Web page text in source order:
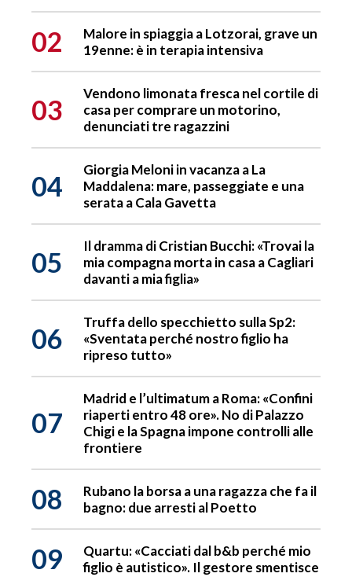
02
Malore in spiaggia a Lotzorai, grave un
19enne: è in terapia intensiva
03
Vendono limonata fresca nel cortile di
casa per comprare un motorino,
denunciati tre ragazzini
04
Giorgia Meloni in vacanza a La
Maddalena: mare, passeggiate e una
serata a Cala Gavetta
05
Il dramma di Cristian Bucchi: «Trovai la
mia compagna morta in casa a Cagliari
davanti a mia figlia»
06
Truffa dello specchietto sulla Sp2:
«Sventata perché nostro figlio ha
ripreso tutto»
07
Madrid e l’ultimatum a Roma: «Confini
riaperti entro 48 ore». No di Palazzo
Chigi e la Spagna impone controlli alle
frontiere
08
Rubano la borsa a una ragazza che fa il
bagno: due arresti al Poetto
09
Quartu: «Cacciati dal b&b perché mio
figlio è autistico». Il gestore smentisce